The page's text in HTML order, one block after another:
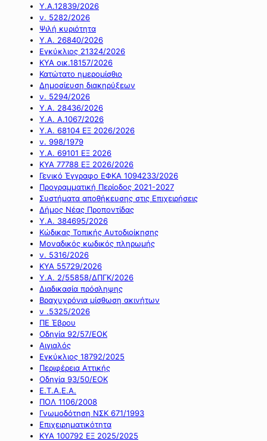
Υ.Α.12839/2026
ν. 5282/2026
Ψιλή κυριότητα
Υ.Α. 26840/2026
Εγκύκλιος 21324/2026
ΚΥΑ οικ.18157/2026
Κατώτατο ημερομίσθιο
Δημοσίευση διακηρύξεων
ν. 5294/2026
Υ.Α. 28436/2026
Υ.Α. Α.1067/2026
Υ.Α. 68104 ΕΞ 2026/2026
ν. 998/1979
Υ.Α. 69101 ΕΞ 2026
ΚΥΑ 77788 ΕΞ 2026/2026
Γενικό Έγγραφο ΕΦΚΑ 1094233/2026
Προγραμματική Περίοδος 2021-2027
Συστήματα αποθήκευσης στις Επιχειρήσεις
Δήμος Νέας Προποντίδας
Υ.Α. 384695/2026
Κώδικας Τοπικής Αυτοδιοίκησης
Μοναδικός κωδικός πληρωμής
ν. 5316/2026
ΚΥΑ 55729/2026
Υ.Α. 2/55858/ΔΠΓΚ/2026
Διαδικασία πρόσληψης
Βραχυχρόνια μίσθωση ακινήτων
ν .5325/2026
ΠΕ Έβρου
Οδηγία 92/57/ΕΟΚ
Αιγιαλός
Εγκύκλιος 18792/2025
Περιφέρεια Αττικής
Οδηγία 93/50/ΕΟΚ
Ε.Τ.Α.Ε.Α.
ΠΟΛ 1106/2008
Γνωμοδότηση ΝΣΚ 671/1993
Επιχειρηματικότητα
ΚΥΑ 100792 ΕΞ 2025/2025